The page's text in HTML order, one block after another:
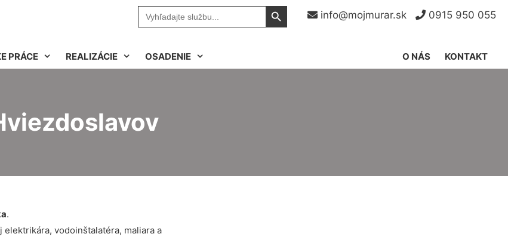
info@mojmurar.sk 0915 950 055
Search
for:
Search Button
PRÁCE REALIZÁCIE OSADENIE KONTAKT
O NÁS
.
vodoinštalatéra, maliara a